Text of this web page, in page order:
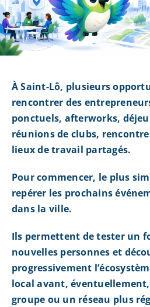
À Saint-Lô, plusieurs
rencontrer des
ponctuels, afterworks,
réunions de clubs,
lieux de travail partagés.
Pour commencer, le plus
repérer les prochains
dans la ville.
Ils permettent de tester un
nouvelles personnes et
progressivement
local avant,
groupe ou un réseau plus